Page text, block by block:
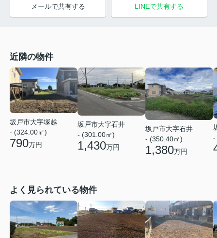
メールで共有する LINEで共有する
近隣の物件
坂戸市大字塚越
- (324.00㎡)
790万円
坂戸市大字石井
- (301.00㎡)
1,430万円
坂戸市大字石井
- (350.40㎡)
1,380万円
-
よく見られている物件